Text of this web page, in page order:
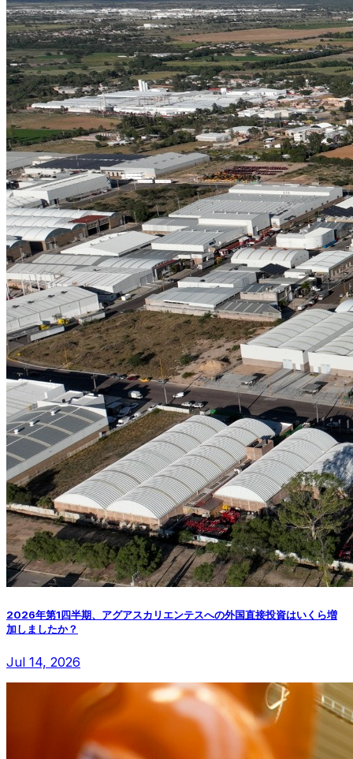
2026年第1四半期、アグアスカリエンテスへの外国直接投資はいくら増
加しましたか？
Jul 14, 2026